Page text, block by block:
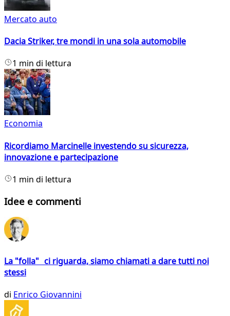
Mercato auto
Dacia Striker, tre mondi in una sola automobile
1 min di lettura
Economia
Ricordiamo Marcinelle investendo su sicurezza,
innovazione e partecipazione
1 min di lettura
Idee e commenti
La "folla" ci riguarda, siamo chiamati a dare tutti noi
stessi
di Enrico Giovannini